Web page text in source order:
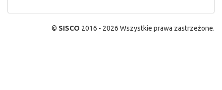
© SISCO 2016 - 2026 Wszystkie prawa zastrzeżone.